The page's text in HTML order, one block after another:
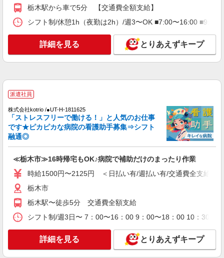
アルバイト パート 派遣社員
日研トータルソーシング株式会社 メディカルケア事業部/宇都宮オフ
看護助手（ナースエイド）
時給1,180円 ★週払いOK（規定あり） ※給与
幅は経験・能力による
キープ 詳細を見る
派遣社員
株式会社kotrio /●UT-H-1811625
まったり作業
時給1500円〜2125円 ＜日払い有/週払い有/交
キープ 詳細を見る
パート 派遣社員
日研トータルソーシング株式会社 メディカルケア事業部/宇都宮オフ
栃木駅から車で5分 【交通費全額支給】
シフト制/休憩1h（夜勤は2h）/週3〜OK ■7:00〜16:00
詳細を見る とりあえずキープ
派遣社員
株式会社kotrio /●UT-H-1811625
「ストレスフリーで働ける！」と人気のお仕事
です★ピカピカな病院の看護助手募集⇒シフト
融通◎
≪栃木市≫16時帰宅もOK♪病院で補助だけのまったり作業
時給1500円〜2125円 ＜日払い有/週払い有/交通費全支給(ガ
栃木市
栃木駅〜徒歩5分 交通費全額支給
シフト制/週3日〜 7：00〜16：00 9：00〜18：00 10：30
詳細を見る とりあえずキープ